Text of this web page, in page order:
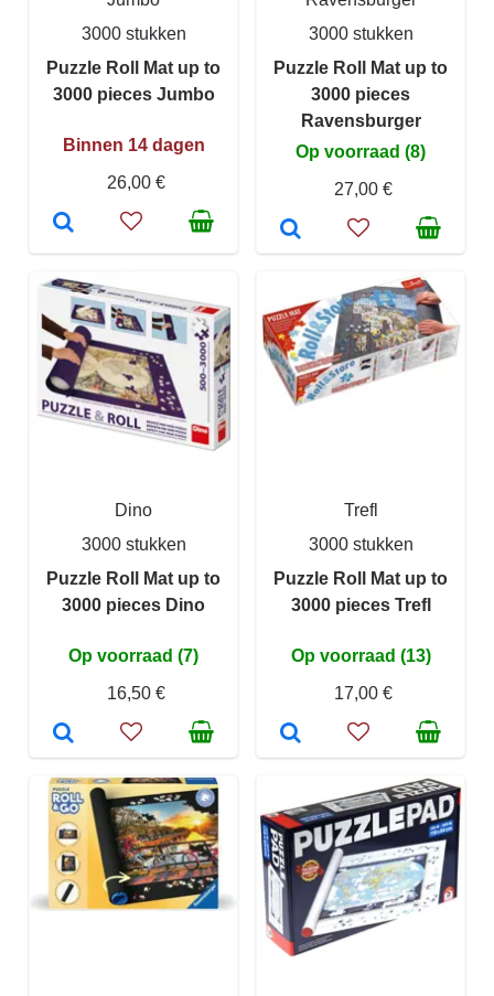
3000 stukken
Puzzle Roll Mat up to
3000 pieces Jumbo
Binnen 14 dagen
26,00 €
3000 stukken
Puzzle Roll Mat up to
3000 pieces
Ravensburger
Op voorraad (8)
27,00 €
Dino
3000 stukken
Puzzle Roll Mat up to
3000 pieces Dino
Op voorraad (7)
16,50 €
Trefl
3000 stukken
Puzzle Roll Mat up to
3000 pieces Trefl
Op voorraad (13)
17,00 €